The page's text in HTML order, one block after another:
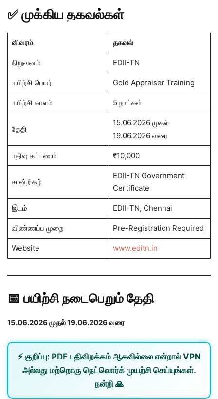
✅ முக்கிய தகவல்கள்
விவரம் தகவல்
நிறுவனம் EDII-TN
பயிற்சி பெயர் Gold Appraiser Training
பயிற்சி காலம் 5 நாட்கள்
தேதி
15.06.2026 முதல்
19.06.2026 வரை
பதிவு கட்டணம் ₹10,000
சான்றிதழ்
EDII-TN Government
Certificate
இடம் EDII-TN, Chennai
விண்ணப்ப முறை Pre-Registration Required
Website www.editn.in
📅 பயிற்சி நடைபெறும் தேதி
15.06.2026 முதல் 19.06.2026 வரை
⚡ குறிப்பு: PDF பதிவிறக்கம் ஆகவில்லை என்றால் VPN
அல்லது மற்றொரு நெட்வொர்க்முயற்சி செய்யுங்கள்.
நன்றி 🙏